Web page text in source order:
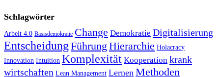
Schlagwörter
Arbeit 4.0 Basisdemokratie Change Demokratie Digitalisierung
Entscheidung Führung Hierarchie Holacracy
Innovation Intuition Komplexität Kooperation krank
wirtschaften Lean Management Lernen Methoden